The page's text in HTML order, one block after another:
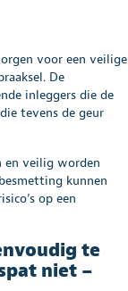
voor een veilige
De
inleggers die de
tevens de geur
en veilig worden
kunnen
op een
te
niet –